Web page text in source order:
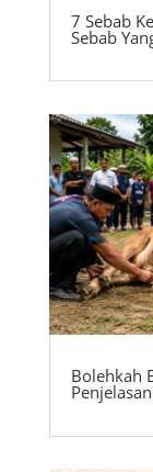
7 Sebab
Sebab
Bolehkah